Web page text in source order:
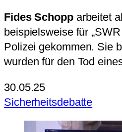
Fides Schopparbeitet
beispielsweise für
Polizei gekommen. Sie
wurden für den Tod
30.05.25
Sicherheitsdebatte